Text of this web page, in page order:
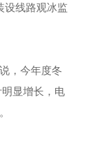
设线路观冰监
，今年度冬
显增长，电